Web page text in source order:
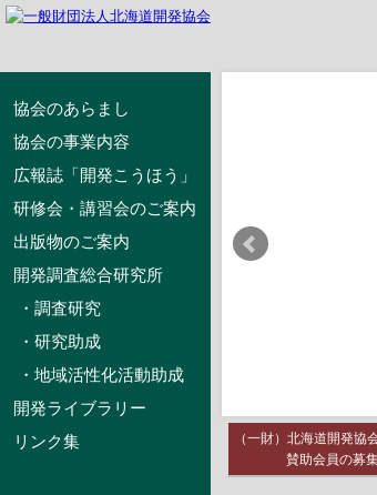
協会のあらまし
協会の事業内容
広報誌「開発こうほう」
研修会・講習会のご案内
出版物のご案内
開発調査総合研究所
・調査研究
・研究助成
・地域活性化活動助成
開発ライブラリー
リンク集
（一財）北海道開発協
賛助会員の募